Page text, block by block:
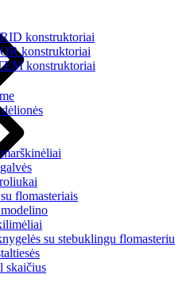
konstruktoriai
konstruktoriai
konstruktoriai
flomasteriais
su stebuklingu flomasteriu
skaičius